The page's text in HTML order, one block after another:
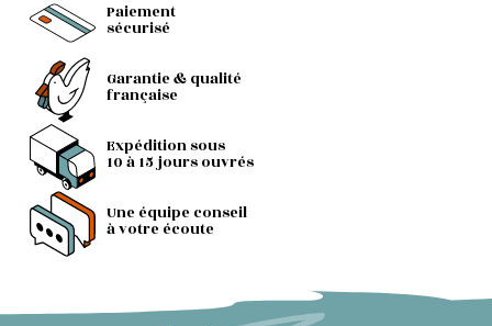
Paiement
sécurisé
Garantie & qualité
française
Expédition sous
10 à 15 jours ouvrés
Une équipe conseil
à votre écoute